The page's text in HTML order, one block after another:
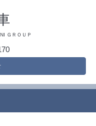
ＧＲＯＵＰ